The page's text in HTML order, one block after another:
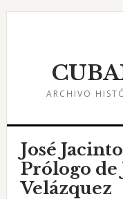
Saltar
Saltar
Saltar
ARCHIVO
José
Prólogo de
Velázquez